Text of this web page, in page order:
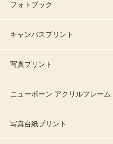
フォトブック
キャンバスプリント
写真プリント
ニューボーン アクリルフレーム
写真台紙プリント